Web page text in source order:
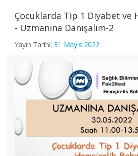
İçerikÇocuklarda Tip 1 Diyabet ve
- Uzmanına Danışalım-2
Yayın Tarihi: 31 Mayıs 2022